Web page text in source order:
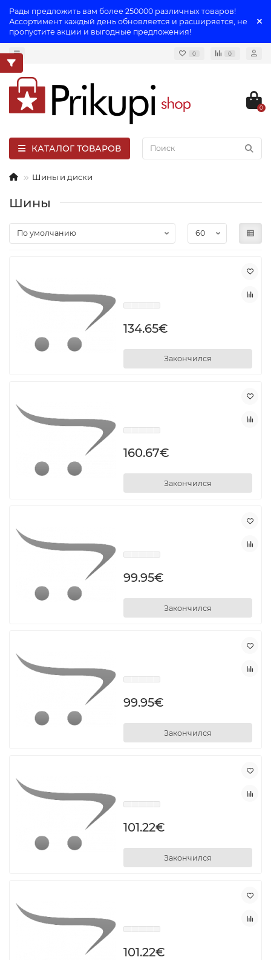
Рады предложить вам более 250000 различных товаров!
Ассортимент каждый день обновляется и расширяется, не
пропустите акции и выгодные предложения!
0 0
0
КАТАЛОГ ТОВАРОВ
Шины и диски
Шины
134.65€
Закончился
160.67€
Закончился
99.95€
Закончился
99.95€
Закончился
101.22€
Закончился
101.22€